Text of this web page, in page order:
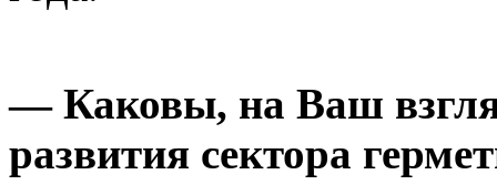
— Каковы, на Ваш
развития сектора